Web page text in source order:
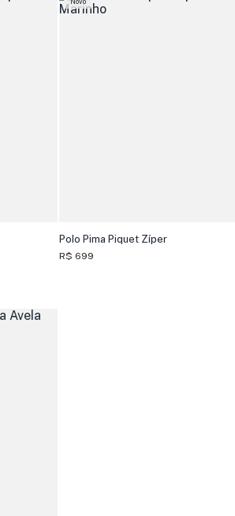
Polo Pima Piquet Zíper
R$ 699